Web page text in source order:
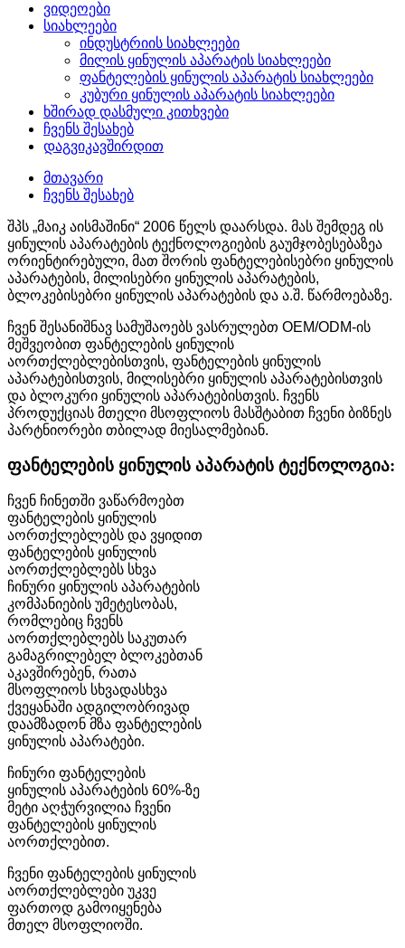
ვიდეოები
სიახლეები
ინდუსტრიის სიახლეები
მილის ყინულის აპარატის სიახლეები
ფანტელების ყინულის აპარატის სიახლეები
კუბური ყინულის აპარატის სიახლეები
ხშირად დასმული კითხვები
ჩვენს შესახებ
დაგვიკავშირდით
მთავარი
ჩვენს შესახებ
შპს „მაიკ აისმაშინი“ 2006 წელს დაარსდა. მას შემდეგ ის
ყინულის აპარატების ტექნოლოგიების გაუმჯობესებაზეა
ორიენტირებული, მათ შორის ფანტელებისებრი ყინულის
აპარატების, მილისებრი ყინულის აპარატების,
ბლოკებისებრი ყინულის აპარატების და ა.შ. წარმოებაზე.
ჩვენ შესანიშნავ სამუშაოებს ვასრულებთ OEM/ODM-ის
მეშვეობით ფანტელების ყინულის
აორთქლებლებისთვის, ფანტელების ყინულის
აპარატებისთვის, მილისებრი ყინულის აპარატებისთვის
და ბლოკური ყინულის აპარატებისთვის. ჩვენს
პროდუქციას მთელი მსოფლიოს მასშტაბით ჩვენი ბიზნეს
პარტნიორები თბილად მიესალმებიან.
ფანტელების ყინულის აპარატის ტექნოლოგია:
ჩვენ ჩინეთში ვაწარმოებთ
ფანტელების ყინულის
აორთქლებლებს და ვყიდით
ფანტელების ყინულის
აორთქლებლებს სხვა
ჩინური ყინულის აპარატების
კომპანიების უმეტესობას,
რომლებიც ჩვენს
აორთქლებლებს საკუთარ
გამაგრილებელ ბლოკებთან
აკავშირებენ, რათა
მსოფლიოს სხვადასხვა
ქვეყანაში ადგილობრივად
დაამზადონ მზა ფანტელების
ყინულის აპარატები.
ჩინური ფანტელების
ყინულის აპარატების 60%-ზე
მეტი აღჭურვილია ჩვენი
ფანტელების ყინულის
აორთქლებით.
ჩვენი ფანტელების ყინულის
აორთქლებლები უკვე
ფართოდ გამოიყენება
მთელ მსოფლიოში.